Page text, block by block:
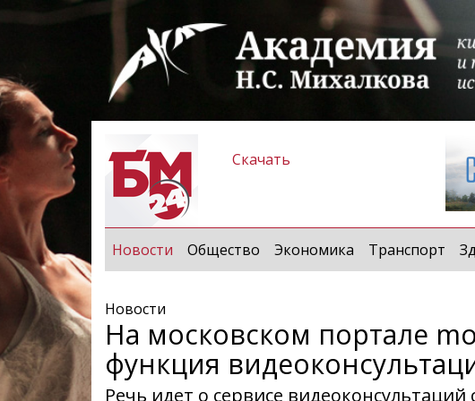
Скачать
Новости (current)
Общество Экономика Транспорт
Новости
На московском портале
функция
Речь идет о сервисе